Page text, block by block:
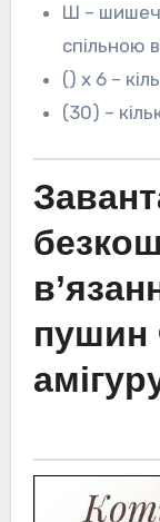
Ш –
спільною
() х 6 –
(30) –
пушин